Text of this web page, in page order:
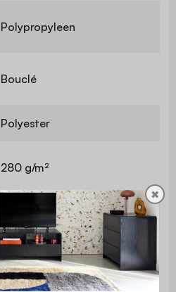
Polypropyleen
Bouclé
Polyester
280 g/m²
110 kg
✖